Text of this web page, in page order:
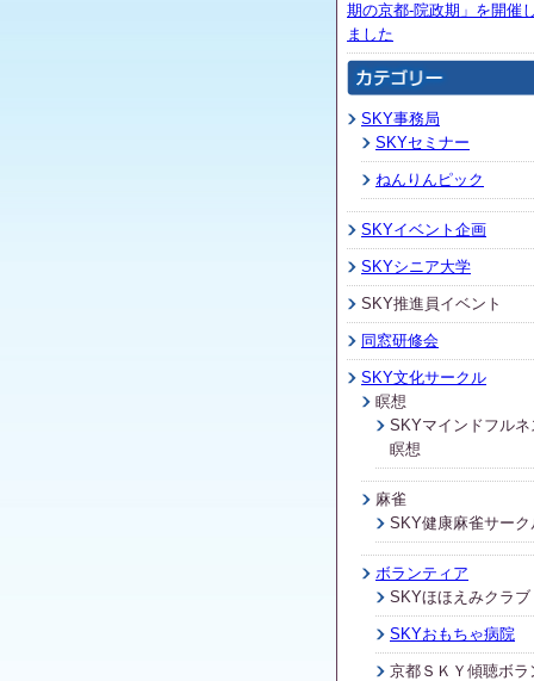
期の京都-院政期」を開催し
ました
SKY事務局
SKYセミナー
ねんりんピック
SKYイベント企画
SKYシニア大学
SKY推進員イベント
同窓研修会
SKY文化サークル
瞑想
SKYマインドフルネ
瞑想
麻雀
SKY健康麻雀サーク
ボランティア
SKYほほえみクラブ
SKYおもちゃ病院
京都ＳＫＹ傾聴ボラ